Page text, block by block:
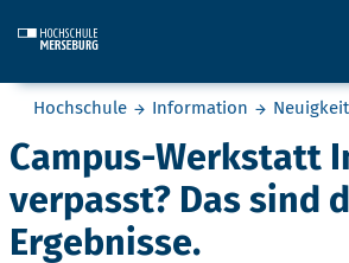
Sie befinden sich hier:
Hochschule Information
Campus-Werkstatt
verpasst? Das sind
Ergebnisse.